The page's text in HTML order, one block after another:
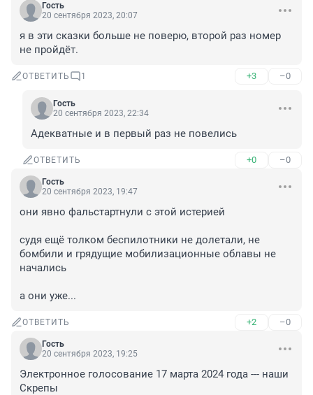
Гость
20 сентября 2023, 20:07
я в эти сказки больше не поверю, второй раз номер
не пройдёт.
ОТВЕТИТЬ 1 +3 –0
Гость
20 сентября 2023, 22:34
Адекватные и в первый раз не повелись
ОТВЕТИТЬ +0 –0
Гость
20 сентября 2023, 19:47
они явно фальстартнули с этой истерией
судя ещё толком беспилотники не долетали, не
бомбили и грядущие мобилизационные облавы не
начались
а они уже...
ОТВЕТИТЬ +2 –0
Гость
20 сентября 2023, 19:25
Электронное голосование 17 марта 2024 года --- наши
Скрепы